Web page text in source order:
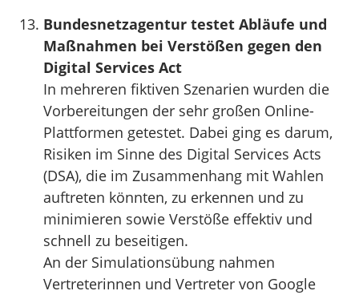
Bundesnetzagentur testet Abläufe und
Maßnahmen bei Verstößen gegen den
Digital Services Act
In mehreren fiktiven Szenarien wurden die
Vorbereitungen der sehr großen Online-
Plattformen getestet. Dabei ging es darum,
Risiken im Sinne des Digital Services Acts
(DSA), die im Zusammenhang mit Wahlen
auftreten könnten, zu erkennen und zu
minimieren sowie Verstöße effektiv und
schnell zu beseitigen.
An der Simulationsübung nahmen
Vertreterinnen und Vertreter von Google